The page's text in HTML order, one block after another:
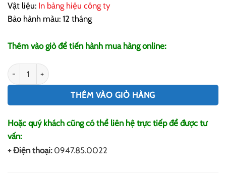
Vật liệu: In bảng hiệu công ty
Bảo hành màu: 12 tháng
Thêm vào giỏ để tiến hành mua hàng online:
In Bảng Hiệu Công Ty số lượng
THÊM VÀO GIỎ HÀNG
Hoặc quý khách cũng có thể liên hệ trực tiếp để được tư
vấn:
+ Điện thoại: 0947.85.0022